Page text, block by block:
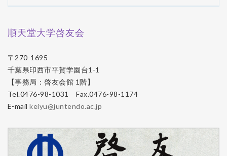
順天堂大学啓友会
〒270-1695
千葉県印西市平賀学園台1-1
【事務局：啓友会館 1階】
Tel.0476-98-1031 Fax.0476-98-1174
E-mailkeiyu@juntendo.ac.jp